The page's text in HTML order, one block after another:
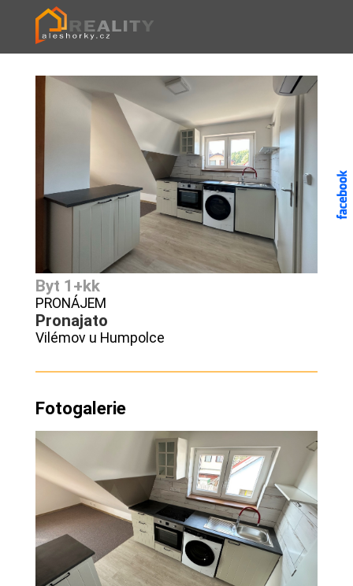
Byt 1+kk
PRONÁJEM
Pronajato
Vilémov u Humpolce
Fotogalerie